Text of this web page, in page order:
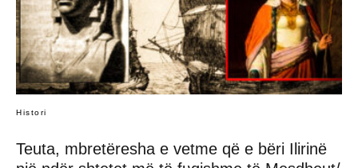
Histori
Teuta, mbretëresha e vetme që e bëri Ilirinë